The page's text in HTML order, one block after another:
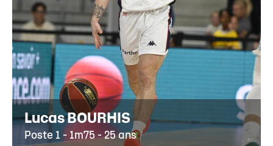
Lucas BOURHIS
Poste 1 - 1m75 - 25 ans